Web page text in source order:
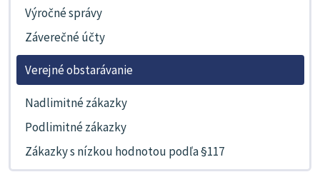
Výročné správy
Záverečné účty
Verejné obstarávanie
Nadlimitné zákazky
Podlimitné zákazky
Zákazky s nízkou hodnotou podľa §117